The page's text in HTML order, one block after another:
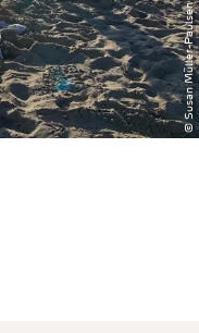
© Susan Müller-Paulsen